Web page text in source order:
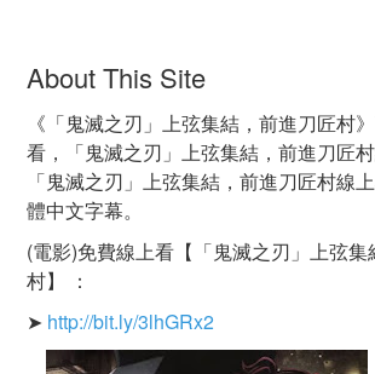
About This Site
《「鬼滅之刃」上弦集結，前進刀匠村
看，「鬼滅之刃」上弦集結，前進刀匠
「鬼滅之刃」上弦集結，前進刀匠村線
體中文字幕。
(電影)免費線上看【「鬼滅之刃」上弦集
村】 ：
➤ http://bit.ly/3lhGRx2